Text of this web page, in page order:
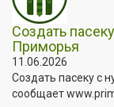
Создать
Приморья
11.06.2026
Создать пасеку с
сообщает